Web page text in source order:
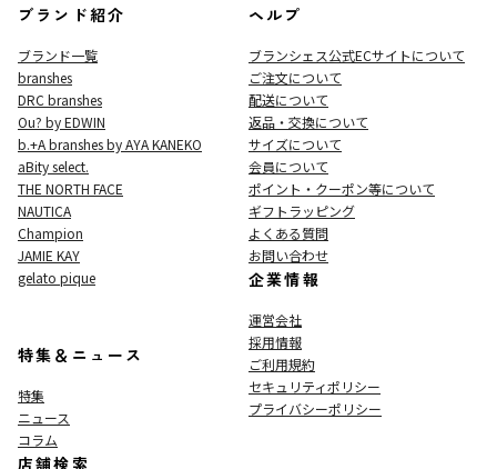
ブランド紹介
ブランド一覧
branshes
DRC branshes
Ou? by EDWIN
b.+A branshes by AYA KANEKO
aBity select.
THE NORTH FACE
NAUTICA
Champion
JAMIE KAY
gelato pique
特集＆ニュース
特集
ニュース
コラム
店舗検索
ヘルプ
ブランシェス公式ECサイトについて
ご注文について
配送について
返品・交換について
サイズについて
会員について
ポイント・クーポン等について
ギフトラッピング
よくある質問
お問い合わせ
企業情報
運営会社
採用情報
ご利用規約
セキュリティポリシー
プライバシーポリシー